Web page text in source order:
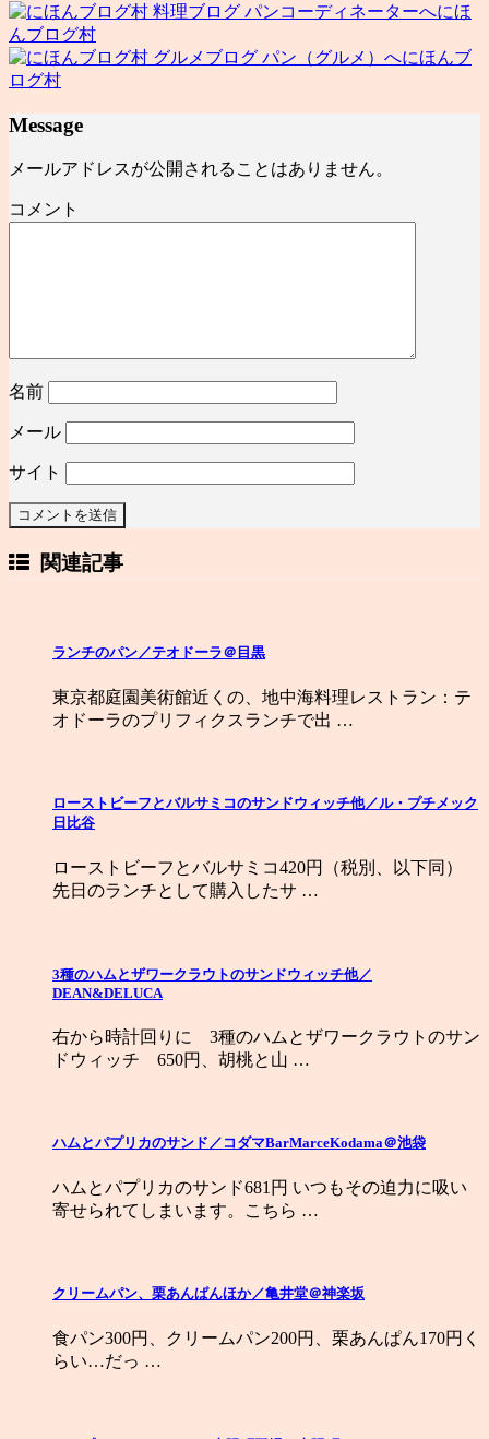
にほ
んブログ村
にほんブ
ログ村
Message
メールアドレスが公開されることはありません。
コメント
名前
メール
サイト
関連記事
ランチのパン／テオドーラ＠目黒
東京都庭園美術館近くの、地中海料理レストラン：テ
オドーラのプリフィクスランチで出 …
ローストビーフとバルサミコのサンドウィッチ他／ル・プチメック
日比谷
ローストビーフとバルサミコ420円（税別、以下同）
先日のランチとして購入したサ …
3種のハムとザワークラウトのサンドウィッチ他／
DEAN&DELUCA
右から時計回りに 3種のハムとザワークラウトのサン
ドウィッチ 650円、胡桃と山 …
ハムとパプリカのサンド／コダマBarMarceKodama＠池袋
ハムとパプリカのサンド681円 いつもその迫力に吸い
寄せられてしまいます。こちら …
クリームパン、栗あんぱんほか／亀井堂＠神楽坂
食パン300円、クリームパン200円、栗あんぱん170円く
らい…だっ …